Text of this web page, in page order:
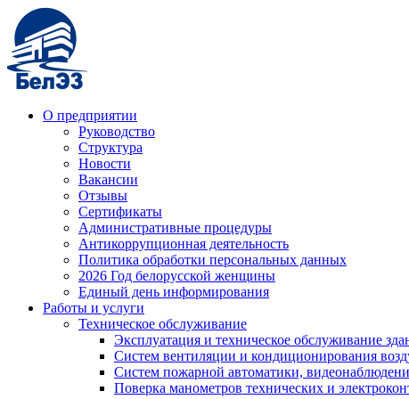
О предприятии
Руководство
Структура
Новости
Вакансии
Отзывы
Сертификаты
Административные процедуры
Антикоррупционная деятельность
Политика обработки персональных данных
2026 Год белорусской женщины
Единый день информирования
Работы и услуги
Техническое обслуживание
Эксплуатация и техническое обслуживание
Систем вентиляции и кондиционирования
Систем пожарной автоматики,
Поверка манометров технических и